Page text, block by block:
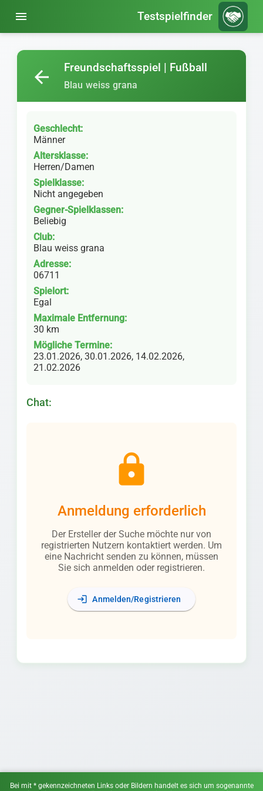
menu Testspielfinder
Freundschaftsspiel | Fußball
Blau weiss grana
arrow_back
Geschlecht:
Männer
Altersklasse:
Herren/Damen
Spielklasse:
Nicht angegeben
Gegner-Spielklassen:
Beliebig
Club:
Blau weiss grana
Adresse:
06711
Spielort:
Egal
Maximale Entfernung:
30 km
Mögliche Termine:
23.01.2026, 30.01.2026, 14.02.2026,
21.02.2026
Chat:
lock
Anmeldung erforderlich
Der Ersteller der Suche möchte nur von
registrierten Nutzern kontaktiert werden. Um
eine Nachricht senden zu können, müssen
Sie sich anmelden oder registrieren.
login Anmelden/Registrieren
Bei mit * gekennzeichneten Links oder Bildern handelt es sich um sogenannte